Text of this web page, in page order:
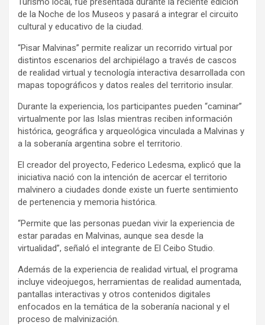
de la Noche de los Museos y pasará a integrar el circuito
cultural y educativo de la ciudad.
“Pisar Malvinas” permite realizar un recorrido virtual por
distintos escenarios del archipiélago a través de cascos
de realidad virtual y tecnología interactiva desarrollada con
mapas topográficos y datos reales del territorio insular.
Durante la experiencia, los participantes pueden “caminar”
virtualmente por las Islas mientras reciben información
histórica, geográfica y arqueológica vinculada a Malvinas y
a la soberanía argentina sobre el territorio.
El creador del proyecto, Federico Ledesma, explicó que la
iniciativa nació con la intención de acercar el territorio
malvinero a ciudades donde existe un fuerte sentimiento
de pertenencia y memoria histórica.
“Permite que las personas puedan vivir la experiencia de
estar paradas en Malvinas, aunque sea desde la
virtualidad”, señaló el integrante de El Ceibo Studio.
Además de la experiencia de realidad virtual, el programa
incluye videojuegos, herramientas de realidad aumentada,
pantallas interactivas y otros contenidos digitales
enfocados en la temática de la soberanía nacional y el
proceso de malvinización.